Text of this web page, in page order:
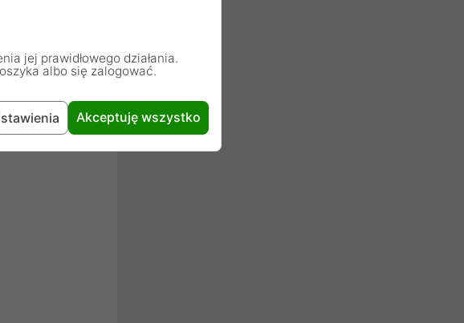
jej prawidłowego działania.
albo się zalogować.
Akceptuję wszystko